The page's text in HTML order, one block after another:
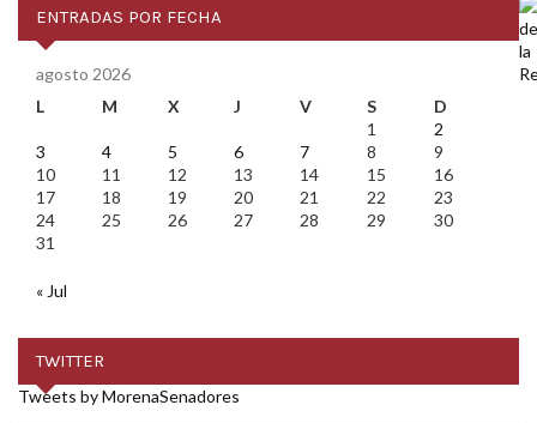
ENTRADAS POR FECHA
agosto 2026
L
M X J V S
D
1
2
3
4 5 6 7 8
9
10
11 12 13 14 15
16
17
18 19 20 21 22
23
24
25 26 27 28 29
30
31
« Jul
TWITTER
Tweets by MorenaSenadores